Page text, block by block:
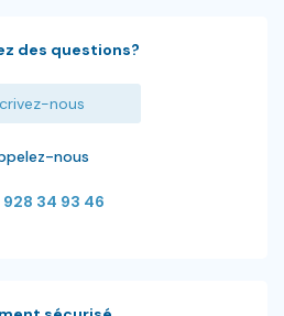
des questions?
nous
nous
928 34 93 46